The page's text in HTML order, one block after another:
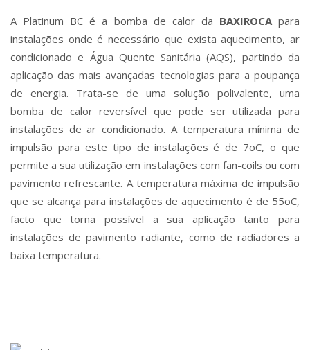
A Platinum BC é a bomba de calor da BAXIROCApara
instalações onde é necessário que exista aquecimento, ar
condicionado e Água Quente Sanitária (AQS), partindo da
aplicação das mais avançadas tecnologias para a poupança
de energia. Trata-se de uma solução polivalente, uma
bomba de calor reversível que pode ser utilizada para
instalações de ar condicionado. A temperatura mínima de
impulsão para este tipo de instalações é de 7oC, o que
permite a sua utilização em instalações com fan-coils ou com
pavimento refrescante. A temperatura máxima de impulsão
que se alcança para instalações de aquecimento é de 55oC,
facto que torna possível a sua aplicação tanto para
instalações de pavimento radiante, como de radiadores a
baixa temperatura.